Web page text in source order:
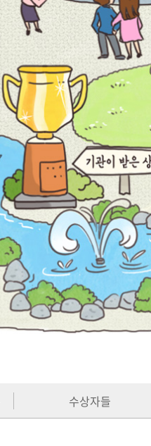
수상자들